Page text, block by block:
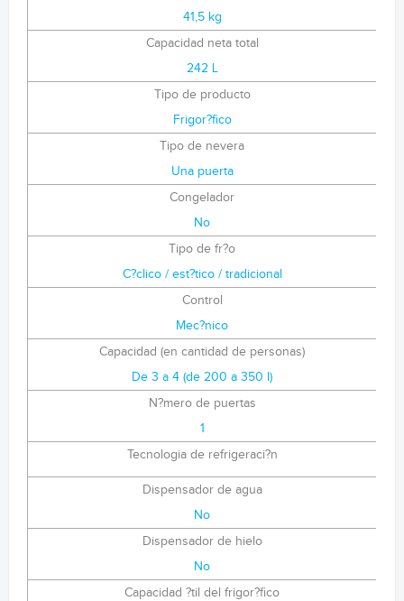
41,5 kg
Capacidad neta total
242 L
Tipo de producto
Frigor?fico
Tipo de nevera
Una puerta
Congelador
No
Tipo de fr?o
C?clico / est?tico / tradicional
Control
Mec?nico
Capacidad (en cantidad de personas)
De 3 a 4 (de 200 a 350 l)
N?mero de puertas
1
Tecnologia de refrigeraci?n
Dispensador de agua
No
Dispensador de hielo
No
Capacidad ?til del frigor?fico